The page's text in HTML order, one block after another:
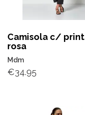
Camisola c/ print
rosa
Mdm
€34.95